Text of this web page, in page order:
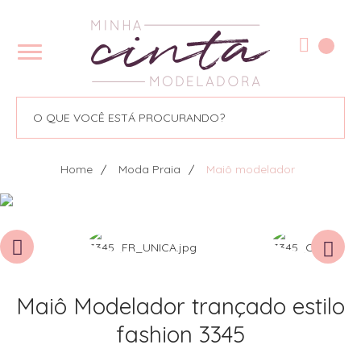
Home Moda Praia Maiô modelador
Maiô Modelador trançado estilo
fashion 3345